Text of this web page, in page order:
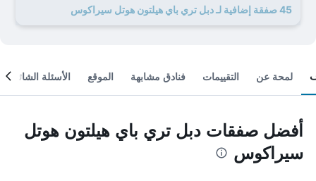
45 صفقة إضافية لـ دبل تري باي هيلتون هوتل سيراكوس
لمحة عن التقييمات فنادق مشابهة الموقع الأسئلة الشائعة
أفضل صفقات دبل تري باي هيلتون هوتل
سيراكوس